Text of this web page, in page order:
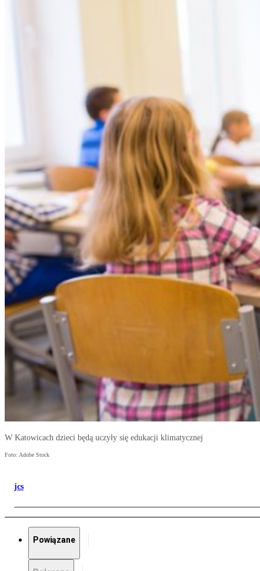
W Katowicach dzieci będą uczyły się edukacji klimatycznej
Foto: Adobe Stock
jcs
Powiązane